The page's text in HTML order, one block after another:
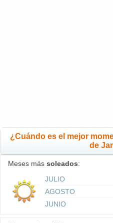
¿Cuándo es el mejor
de
Meses más soleados:
JULIO
AGOSTO
JUNIO